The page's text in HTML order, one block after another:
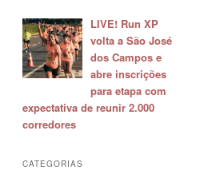
LIVE! Run XP
volta a São José
dos Campos e
abre inscrições
para etapa com
expectativa de reunir 2.000
corredores
CATEGORIAS